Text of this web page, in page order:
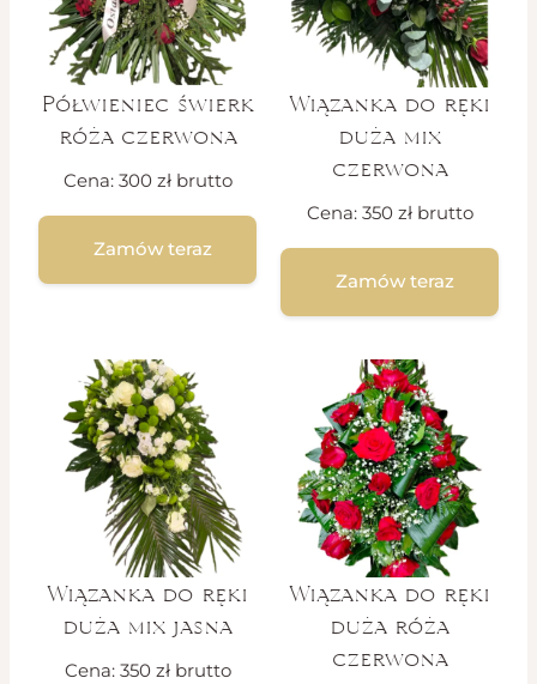
Półwieniec świerk
róża czerwona
Cena: 300 zł brutto
Zamów teraz
Wiązanka do ręki
duża mix
czerwona
Cena: 350 zł brutto
Zamów teraz
Wiązanka do ręki
duża mix jasna
Cena: 350 zł brutto
Wiązanka do ręki
duża róża
czerwona